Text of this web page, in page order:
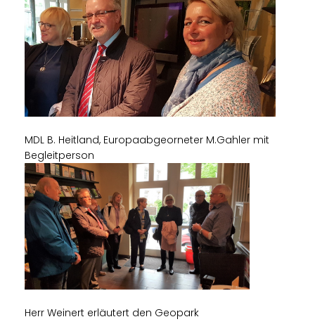
MDL B. Heitland, Europaabgeorneter M.Gahler mit
Begleitperson
Herr Weinert erläutert den Geopark